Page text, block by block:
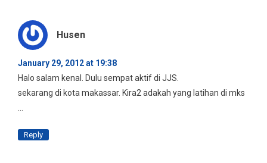
Husen
January 29, 2012 at 19:38
Halo salam kenal. Dulu sempat aktif di JJS.
sekarang di kota makassar. Kira2 adakah yang latihan di mks
…
Reply